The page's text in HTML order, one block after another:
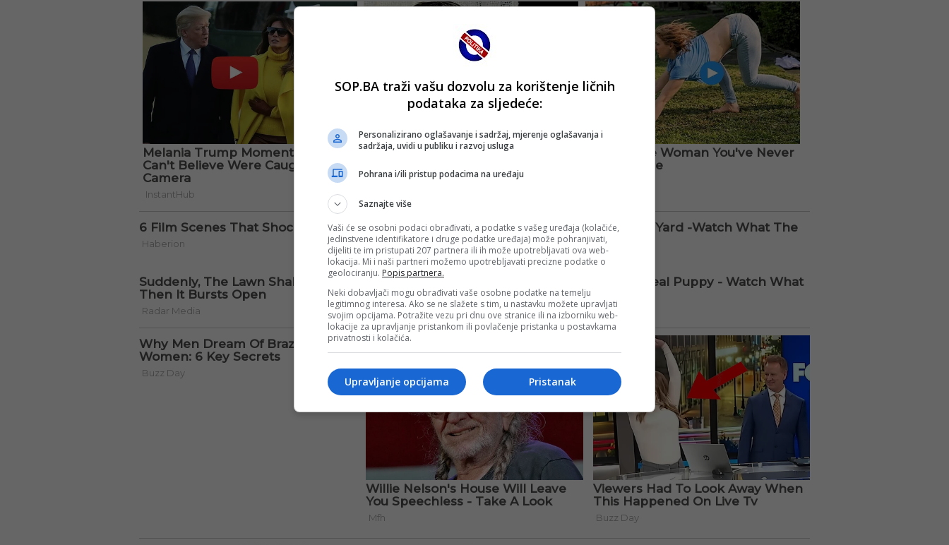
SOP.BA traži vašu dozvolu za korištenje ličnih
podataka za sljedeće:
Personalizirano oglašavanje i sadržaj, mjerenje oglašavanja i
sadržaja, uvidi u publiku i razvoj usluga
Pohrana i/ili pristup podacima na uređaju
Saznajte više
Vaši će se osobni podaci obrađivati, a podatke s vašeg uređaja (kolačiće,
jedinstvene identifikatore i druge podatke uređaja) može pohranjivati,
dijeliti te im pristupati 207 partnera ili ih može upotrebljavati ova web-
lokacija. Mi i naši partneri možemo upotrebljavati precizne podatke o
geolociranju. Popis partnera.
Neki dobavljači mogu obrađivati vaše osobne podatke na temelju
legitimnog interesa. Ako se ne slažete s tim, u nastavku možete upravljati
svojim opcijama. Potražite vezu pri dnu ove stranice ili na izborniku web-
lokacije za upravljanje pristankom ili povlačenje pristanka u postavkama
privatnosti i kolačića.
Pristanak
Upravljanje opcijama